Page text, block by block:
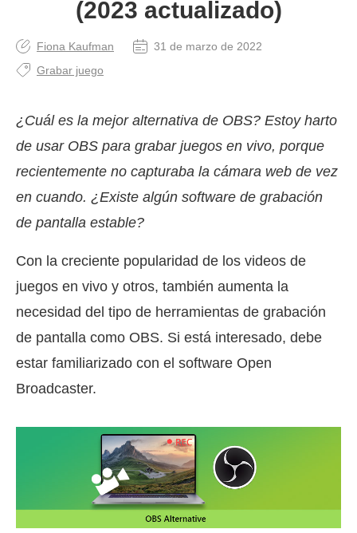
(2023 actualizado)
Fiona Kaufman
31 de marzo de 2022
Grabar juego
¿Cuál es la mejor alternativa de OBS? Estoy harto
de usar OBS para grabar juegos en vivo, porque
recientemente no capturaba la cámara web de vez
en cuando. ¿Existe algún software de grabación
de pantalla estable?
Con la creciente popularidad de los videos de
juegos en vivo y otros, también aumenta la
necesidad del tipo de herramientas de grabación
de pantalla como OBS. Si está interesado, debe
estar familiarizado con el software Open
Broadcaster.